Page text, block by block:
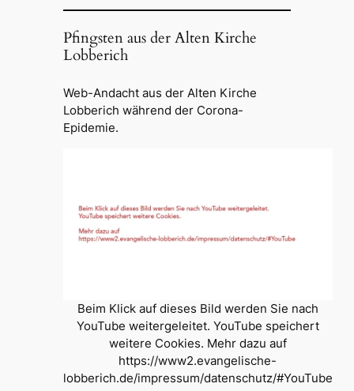
Pfingsten aus der Alten Kirche
Lobberich
Web-Andacht aus der Alten Kirche
Lobberich während der Corona-
Epidemie.
Beim Klick auf dieses Bild werden Sie nach
YouTube weitergeleitet. YouTube speichert
weitere Cookies. Mehr dazu auf
https://www2.evangelische-
lobberich.de/impressum/datenschutz/#YouTube